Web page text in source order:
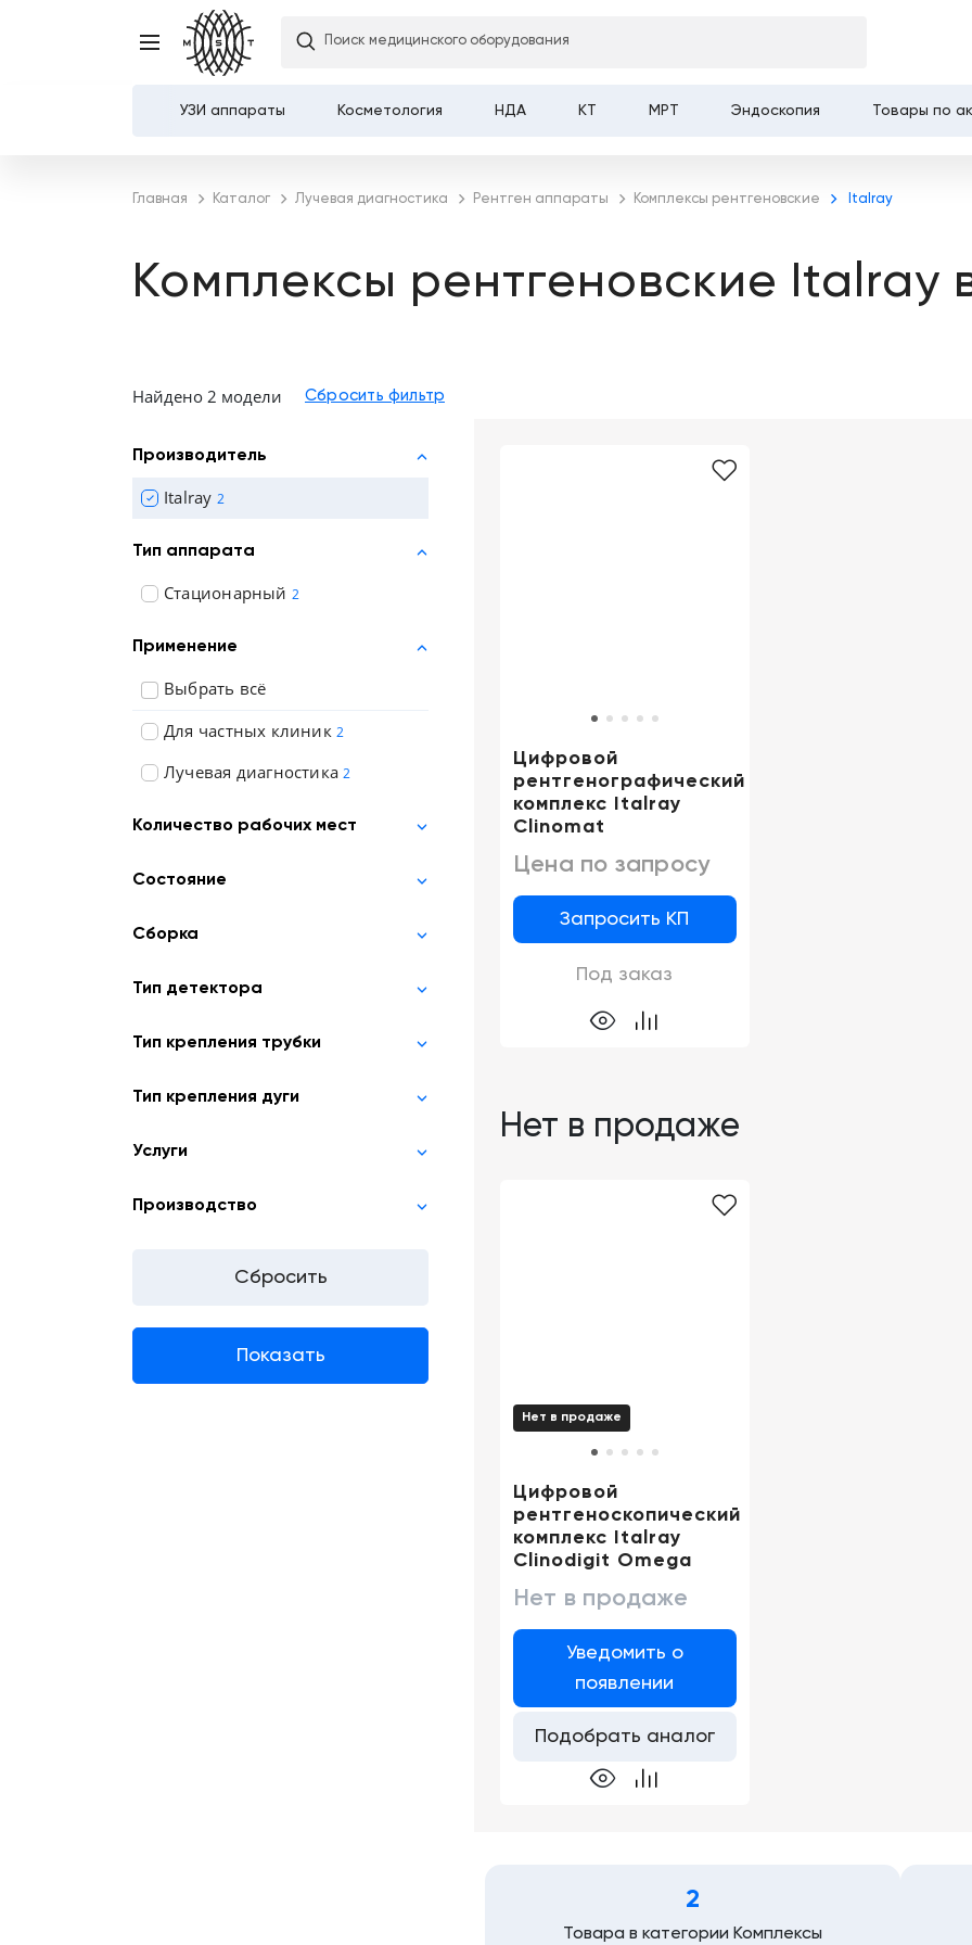
Доставка и оплата
Отзывы о товарах
8 (800) 500-90-93
CN AE KG
Поиск медицинского оборудования
УЗИ аппараты Косметология НДА КТ МРТ Эндоскопия Товары по
Главная Каталог Лучевая диагностика Рентген аппараты Комплексы рентгеновские Italray
Комплексы рентгеновские Italray
Найдено 2 модели
Производитель
Italray 2
Тип аппарата
Стационарный 2
Применение
Выбрать всё
Для частных клиник 2
Лучевая диагностика 2
Количество рабочих мест
Состояние
Сборка
Тип детектора
Тип крепления трубки
Тип крепления дуги
Услуги
Производство
Цифровой
рентгенографический
комплекс Italray
Clinomat
Цена по запросу
Запросить КП
Под заказ
Нет в продаже
Нет в продаже
Цифровой
рентгеноcкопический
комплекс Italray
Clinodigit Оmega
Нет в продаже
Уведомить о
появлении
Подобрать аналог
2
Товара в категории Комплексы